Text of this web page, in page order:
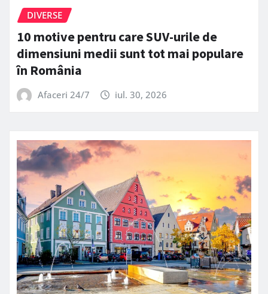
DIVERSE
10 motive pentru care SUV-urile de
dimensiuni medii sunt tot mai populare
în România
Afaceri 24/7 iul. 30, 2026